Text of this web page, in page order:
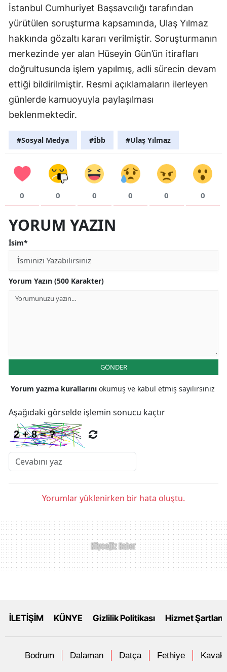
İstanbul Cumhuriyet Başsavcılığı tarafından
yürütülen soruşturma kapsamında, Ulaş Yılmaz
hakkında gözaltı kararı verilmiştir. Soruşturmanın
merkezinde yer alan Hüseyin Gün’ün itirafları
doğrultusunda işlem yapılmış, adli sürecin devam
ettiği bildirilmiştir. Resmi açıklamaların ilerleyen
günlerde kamuoyuyla paylaşılması
beklenmektedir.
#Sosyal Medya #İbb #Ulaş Yılmaz
0 0 0 0 0 0
YORUM YAZIN
İsim*
Yorum Yazın (500 Karakter)
GÖNDER
Yorum yazma kurallarını okumuş ve kabul etmiş sayılırsınız
Aşağıdaki görselde işlemin sonucu kaçtır
Yorumlar yüklenirken bir hata oluştu.
İLETİŞİM KÜNYE Gizlilik Politikası Hizmet Şartları
Bodrum Dalaman Datça Fethiye